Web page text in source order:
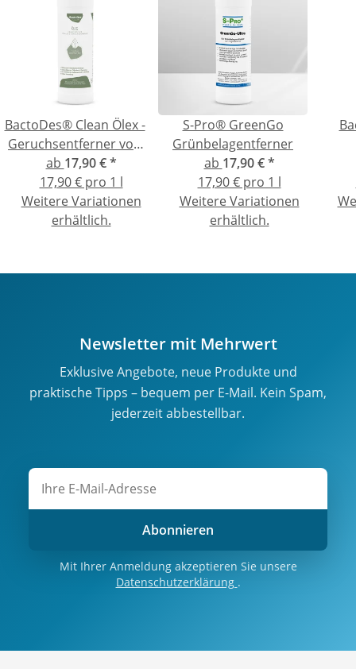
BactoDes® Clean Ölex -
Geruchsentferner von
Heizölgeruch und
Ölfleckenentferner
ab 17,90 €*
17,90 € pro 1 l
Weitere Variationen
erhältlich.
S-Pro® GreenGo
Grünbelagentferner
ab 17,90 €*
17,90 € pro 1 l
Weitere Variationen
erhältlich.
Newsletter mit Mehrwert
Exklusive Angebote, neue Produkte und
praktische Tipps – bequem per E-Mail. Kein Spam,
jederzeit abbestellbar.
Abonnieren
Mit Ihrer Anmeldung akzeptieren Sie unsere
Datenschutzerklärung .